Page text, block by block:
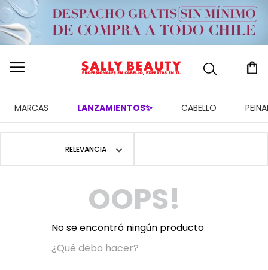
MARCAS LANZAMIENTOS✨ CABELLO
RELEVANCIA
OOPS!
No se encontró ningún producto
¿Qué debo hacer?